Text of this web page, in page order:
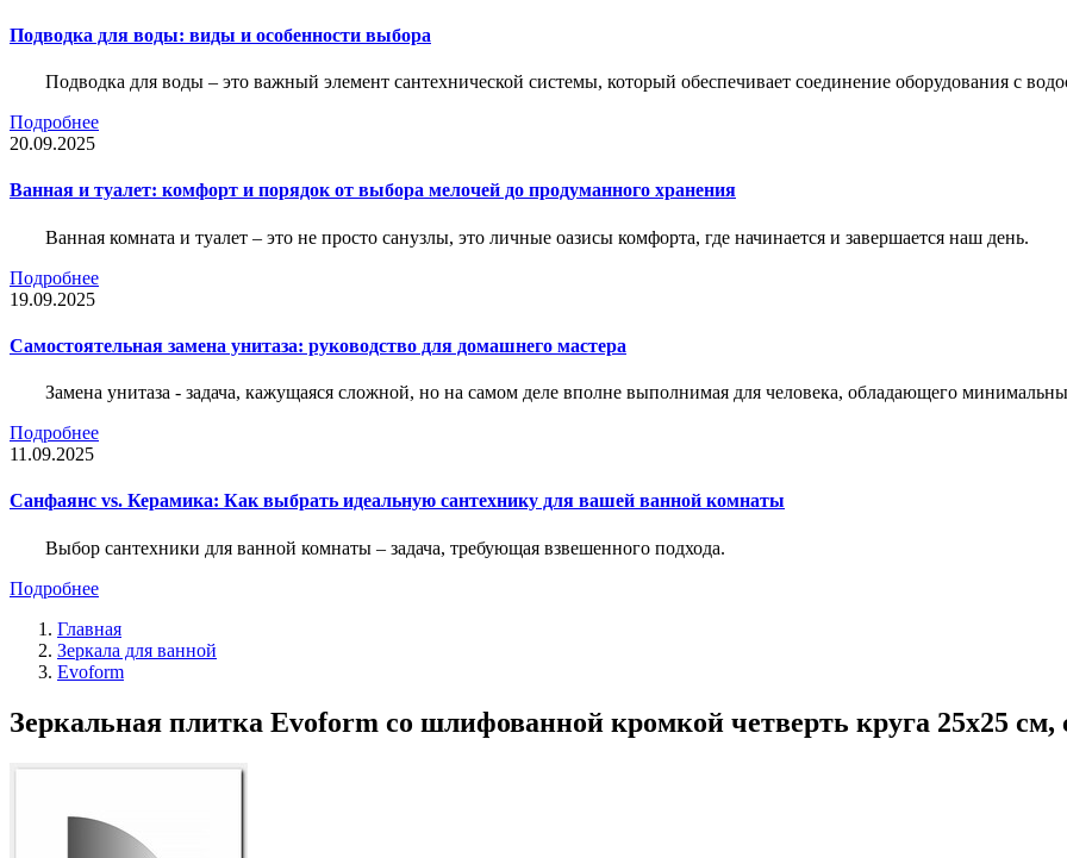
Подводка для воды: виды и особенности выбора
Подводка для воды – это важный элемент сантехнической системы, который обеспечивает соединение оборудования с
Подробнее
20.09.2025
Ванная и туалет: комфорт и порядок от выбора мелочей до продуманного хранения
Ванная комната и туалет – это не просто санузлы, это личные оазисы комфорта, где начинается и завершается наш день.
Подробнее
19.09.2025
Самостоятельная замена унитаза: руководство для домашнего мастера
Замена унитаза - задача, кажущаяся сложной, но на самом деле вполне выполнимая для человека, обладающего
Подробнее
11.09.2025
Санфаянс vs. Керамика: Как выбрать идеальную сантехнику для вашей ванной комнаты
Выбор сантехники для ванной комнаты – задача, требующая взвешенного подхода.
Подробнее
Главная
Зеркала для ванной
Evoform
Зеркальная плитка Evoform со шлифованной кромкой четверть круга 25х25 см,